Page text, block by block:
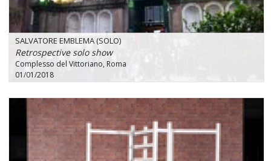
SALVATORE EMBLEMA (SOLO)
Retrospective solo show
Complesso del Vittoriano, Roma
01/01/2018